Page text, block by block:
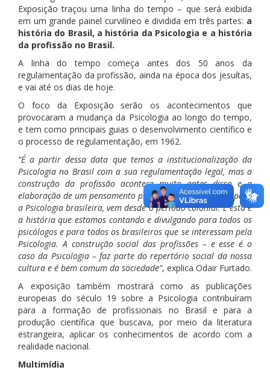
Exposição traçou uma linha do tempo – que será exibida
em um grande painel curvilíneo e dividida em três partes: a
história do Brasil, a história da Psicologia e a história
da profissão no Brasil.
A linha do tempo começa antes dos 50 anos da
regulamentação da profissão, ainda na época dos jesuítas,
e vai até os dias de hoje.
O foco da Exposição serão os acontecimentos que
provocaram a mudança da Psicologia ao longo do tempo,
e tem como principais guias o desenvolvimento científico e
o processo de regulamentação, em 1962.
“É a partir dessa data que temos a institucionalização da
Psicologia no Brasil com a sua regulamentação legal, mas a
construção da profissão acontece muito antes disso e a
elaboração de um pensamento psicológico, como matriz para
a Psicologia brasileira, vem desde o período colonial. E esta é
a história que estamos contando e divulgando para todos os
psicólogos e para todos os brasileiros que se interessam pela
Psicologia. A construção social das profissões – e esse é o
caso da Psicologia – faz parte do repertório social da nossa
cultura e é bem comum da sociedade”, explica Odair Furtado.
A exposição também mostrará como as publicações
europeias do século 19 sobre a Psicologia contribuíram
para a formação de profissionais no Brasil e para a
produção científica que buscava, por meio da literatura
estrangeira, aplicar os conhecimentos de acordo com a
realidade nacional.
Multimídia